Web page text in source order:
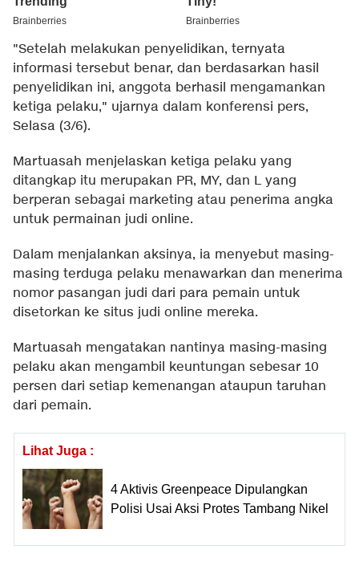
"Setelah melakukan penyelidikan, ternyata
informasi tersebut benar, dan berdasarkan hasil
penyelidikan ini, anggota berhasil mengamankan
ketiga pelaku," ujarnya dalam konferensi pers,
Selasa (3/6).
Martuasah menjelaskan ketiga pelaku yang
ditangkap itu merupakan PR, MY, dan L yang
berperan sebagai marketing atau penerima angka
untuk permainan judi online.
Dalam menjalankan aksinya, ia menyebut masing-
masing terduga pelaku menawarkan dan menerima
nomor pasangan judi dari para pemain untuk
disetorkan ke situs judi online mereka.
Martuasah mengatakan nantinya masing-masing
pelaku akan mengambil keuntungan sebesar 10
persen dari setiap kemenangan ataupun taruhan
dari pemain.
Lihat Juga :
4 Aktivis Greenpeace Dipulangkan
Polisi Usai Aksi Protes Tambang Nikel